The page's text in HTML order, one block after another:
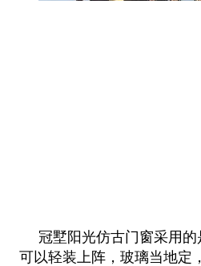
冠墅阳光仿古门窗采用
可以轻装上阵，玻璃当地定